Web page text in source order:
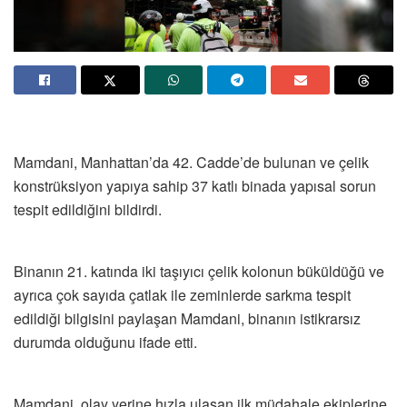
Mamdani, Manhattan’da 42. Cadde’de bulunan ve çelik
konstrüksiyon yapıya sahip 37 katlı binada yapısal sorun
tespit edildiğini bildirdi.
Binanın 21. katında iki taşıyıcı çelik kolonun büküldüğü ve
ayrıca çok sayıda çatlak ile zeminlerde sarkma tespit
edildiği bilgisini paylaşan Mamdani, binanın istikrarsız
durumda olduğunu ifade etti.